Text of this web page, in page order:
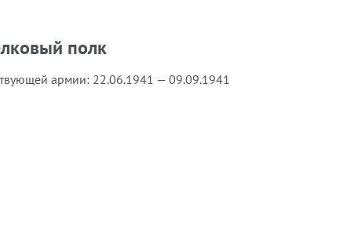
полк
армии: 22.06.1941 — 09.09.1941